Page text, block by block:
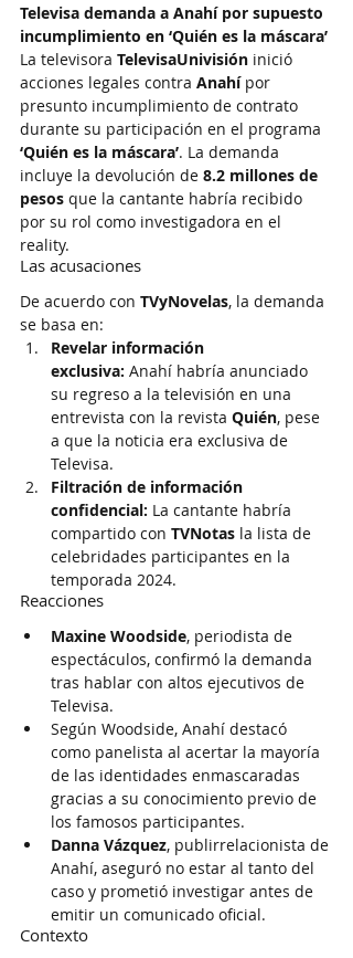
Televisa demanda a Anahí por supuesto
incumplimiento en ‘Quién es la máscara’
La televisora TelevisaUnivisión inició
acciones legales contra Anahí por
presunto incumplimiento de contrato
durante su participación en el programa
‘Quién es la máscara’. La demanda
incluye la devolución de 8.2 millones de
pesos que la cantante habría recibido
por su rol como investigadora en el
reality.
Las acusaciones
De acuerdo con TVyNovelas, la demanda
se basa en:
Revelar información
exclusiva: Anahí habría anunciado
su regreso a la televisión en una
entrevista con la revista Quién, pese
a que la noticia era exclusiva de
Televisa.
Filtración de información
confidencial: La cantante habría
compartido con TVNotas la lista de
celebridades participantes en la
temporada 2024.
Reacciones
Maxine Woodside, periodista de
espectáculos, confirmó la demanda
tras hablar con altos ejecutivos de
Televisa.
Según Woodside, Anahí destacó
como panelista al acertar la mayoría
de las identidades enmascaradas
gracias a su conocimiento previo de
los famosos participantes.
Danna Vázquez, publirrelacionista de
Anahí, aseguró no estar al tanto del
caso y prometió investigar antes de
emitir un comunicado oficial.
Contexto